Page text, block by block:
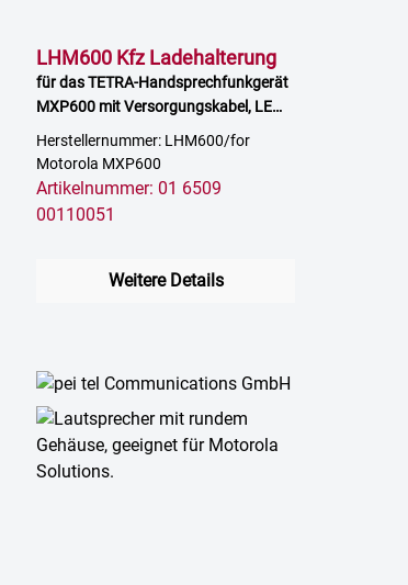
LHM600 Kfz Ladehalterung
für das TETRA-Handsprechfunkgerät
MXP600 mit Versorgungskabel, LED
Anzeige
Herstellernummer: LHM600/for
Motorola MXP600
Artikelnummer: 01 6509
00110051
Weitere Details